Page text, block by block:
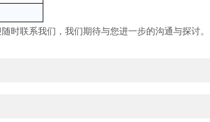
时联系我们，我们期待与您进一步的沟通与探讨。